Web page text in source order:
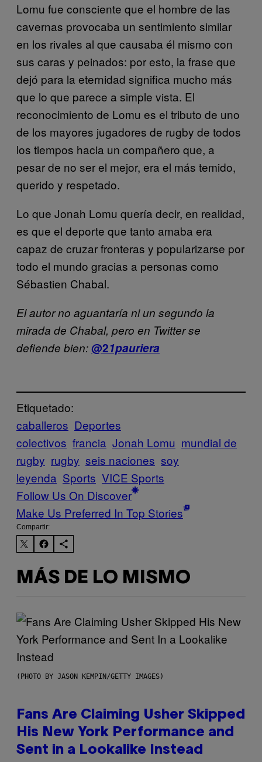
Lomu fue consciente que el hombre de las
cavernas provocaba un sentimiento similar
en los rivales al que causaba él mismo con
sus caras y peinados: por esto, la frase que
dejó para la eternidad significa mucho más
que lo que parece a simple vista. El
reconocimiento de Lomu es el tributo de uno
de los mayores jugadores de rugby de todos
los tiempos hacia un compañero que, a
pesar de no ser el mejor, era el más temido,
querido y respetado.
Lo que Jonah Lomu quería decir, en realidad,
es que el deporte que tanto amaba era
capaz de cruzar fronteras y popularizarse por
todo el mundo gracias a personas como
Sébastien Chabal.
El autor no aguantaría ni un segundo la
mirada de Chabal, pero en Twitter se
defiende bien:@21pauriera
Etiquetado:
caballeros Deportes
colectivos francia Jonah Lomu mundial de
rugby rugby seis naciones soy
leyenda Sports VICE Sports
Follow Us On Discover
Make Us Preferred In Top Stories
Compartir:
MÁS DE LO MISMO
(PHOTO BY JASON KEMPIN/GETTY IMAGES)
Fans Are Claiming Usher Skipped
His New York Performance and
Sent in a Lookalike Instead